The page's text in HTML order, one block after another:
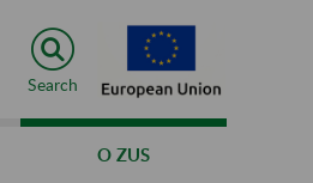
Search
O ZUS